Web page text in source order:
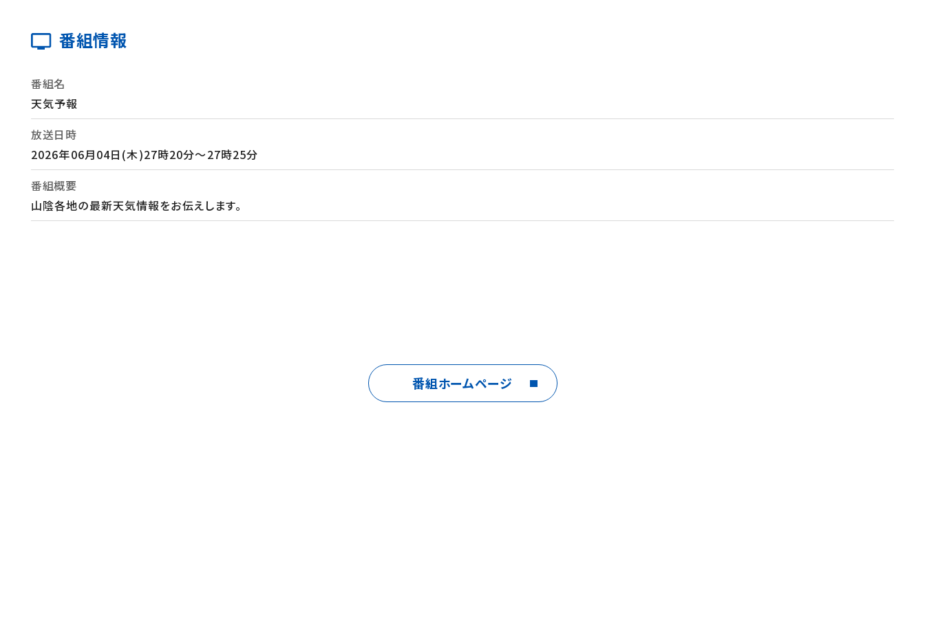
番組情報
番組名
天気予報
放送日時
2026年06月04日(木)27時20分～27時25分
番組概要
山陰各地の最新天気情報をお伝えします。
番組ホームページ